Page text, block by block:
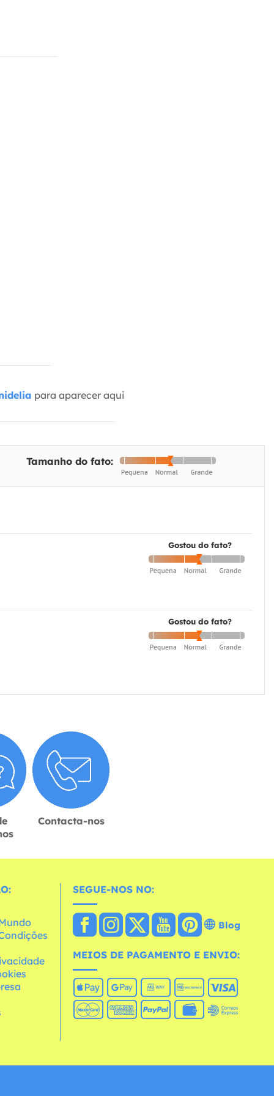
para aparecer aqui
Tamanho do fato:
Gostou do fato?
Gostou do fato?
Contacta-nos
SEGUE-NOS NO:
Blog
MEIOS DE PAGAMENTO E ENVIO: